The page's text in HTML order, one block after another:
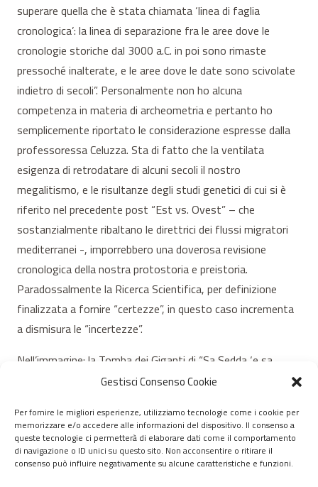
Gestisci Consenso Cookie
Per fornire le migliori esperienze, utilizziamo tecnologie come i cookie per
memorizzare e/o accedere alle informazioni del dispositivo. Il consenso a
queste tecnologie ci permetterà di elaborare dati come il comportamento
di navigazione o ID unici su questo sito. Non acconsentire o ritirare il
consenso può influire negativamente su alcune caratteristiche e funzioni.
superare quella che è stata chiamata ‘linea di faglia
cronologica’: la linea di separazione fra le aree dove le
cronologie storiche dal 3000 a.C. in poi sono rimaste
pressoché inalterate, e le aree dove le date sono scivolate
indietro di secoli”. Personalmente non ho alcuna
competenza in materia di archeometria e pertanto ho
semplicemente riportato le considerazione espresse dalla
professoressa Celuzza. Sta di fatto che la ventilata
esigenza di retrodatare di alcuni secoli il nostro
megalitismo, e le risultanze degli studi genetici di cui si è
riferito nel precedente post “Est vs. Ovest” – che
sostanzialmente ribaltano le direttrici dei flussi migratori
mediterranei -, imporrebbero una doverosa revisione
cronologica della nostra protostoria e preistoria.
Paradossalmente la Ricerca Scientifica, per definizione
finalizzata a fornire “certezze”, in questo caso incrementa
a dismisura le “incertezze”.
Nell’immagine: la Tomba dei Giganti di “Sa Sedda ‘e sa
Caudela”, a Collinas, in una panoramica di Nicola Castangia.
© 2020 – 2026 Nurnet – La rete dei Nuraghi – webdesign:
antoniopalumbo.it